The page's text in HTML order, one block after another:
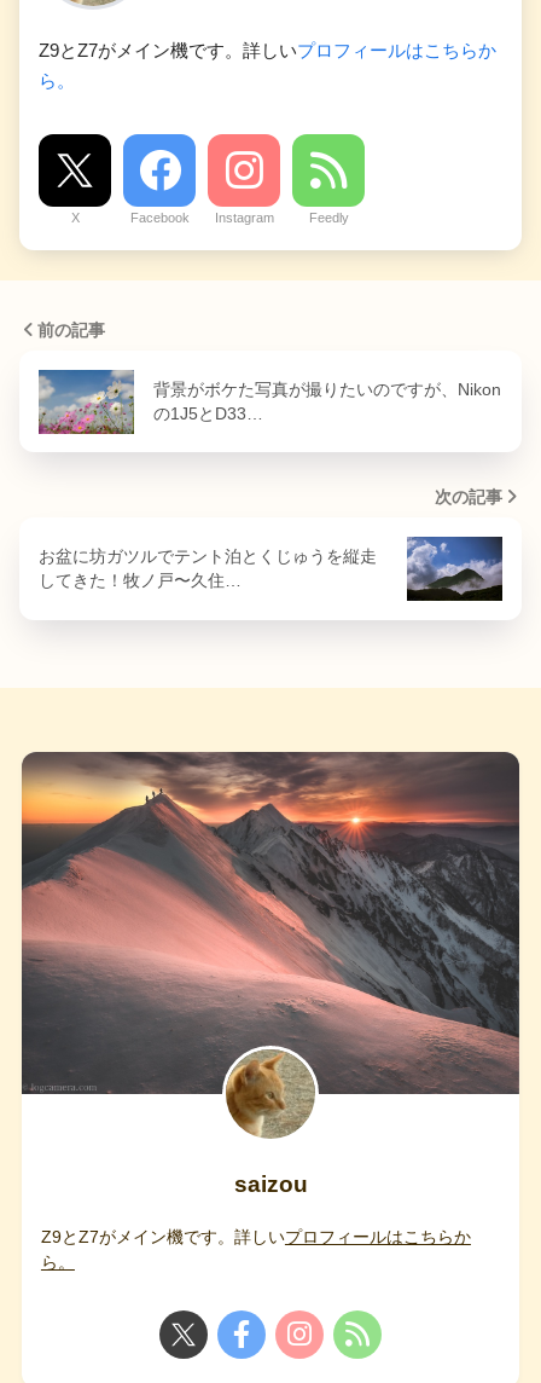
Z9とZ7がメイン機です。詳しいプロフィールはこちらか
ら。
X Facebook Instagram Feedly
前の記事
背景がボケた写真が撮りたいのですが、Nikon
の1J5とD33…
次の記事
お盆に坊ガツルでテント泊とくじゅうを縦走
してきた！牧ノ戸〜久住…
saizou
Z9とZ7がメイン機です。詳しいプロフィールはこちらか
ら。